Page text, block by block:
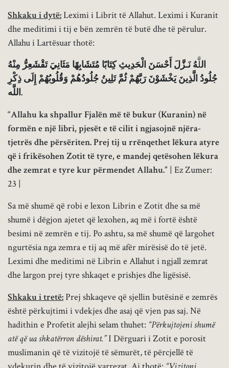
Shkaku i dytë:Leximi i Librit të Allahut. Leximi i Kuranit
dhe meditimi i tij e bën zemrën të butë dhe të përulur.
Allahu i Lartësuar thotë:
اللَّهُ نَـزَّلَ أَحْسَنَ الْحَدِيثِ كِتَابًا مُتَشَابِهًا مَثَانِيَ تَقْشَعِرُّ مِنْهُ
جُلُودُ الَّذِينَ يَخْشَوْنَ رَبَّهُمْ ثُمَّ تَلِينُ جُلُودُهُمْ وَقُلُوبُهُمْ إِلَى ذِكْرِ
اللَّه.
“Allahu ka shpallur Fjalën më të bukur (Kuranin) në
formën e një libri, pjesët e të cilit i ngjasojnë njëra-
tjetrës dhe përsëriten. Prej tij u rrënqethet lëkura atyre
që i frikësohen Zotit të tyre, e mandej qetësohen lëkura
dhe zemrat e tyre kur përmendet Allahu.” | Ez Zumer:
23 |
Sa më shumë që robi e lexon Librin e Zotit dhe sa më
shumë i dëgjon ajetet që lexohen, aq më i fortë është
besimi në zemrën e tij. Po ashtu, sa më shumë që largohet
ngurtësia nga zemra e tij aq më afër mirësisë do të jetë.
Leximi dhe meditimi në Librin e Allahut i ngjall zemrat
dhe largon prej tyre shkaqet e prishjes dhe ligësisë.
Shkaku i tretë:Prej shkaqeve që sjellin butësinë e zemrës
është përkujtimi i vdekjes dhe asaj që vjen pas saj. Në
hadithin e Profetit alejhi selam thuhet: “Përkujtojeni shumë
atë që ua shkatërron dëshirat.”I Dërguari i Zotit e porosit
muslimanin që të vizitojë të sëmurët, të përcjellë të